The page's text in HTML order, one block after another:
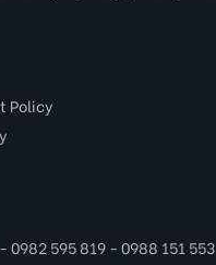
Policy
0982 595 819 - 0988 151 553